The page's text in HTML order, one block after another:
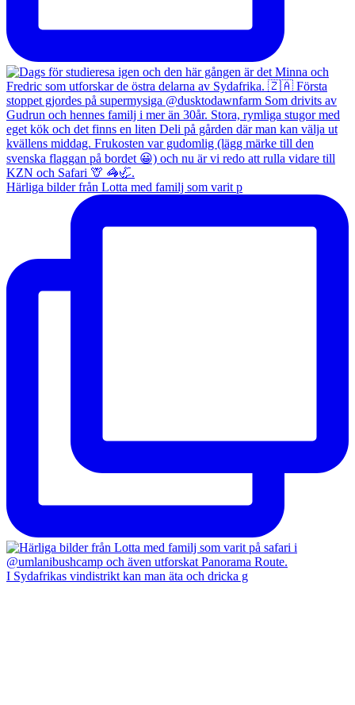
Härliga bilder från Lotta med familj som varit p
I Sydafrikas vindistrikt kan man äta och dricka g